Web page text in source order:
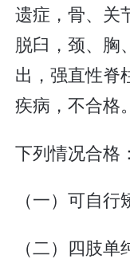
遗症，骨、关
脱臼，颈、胸
出，强直性脊
疾病，不合格。
下列情况合格：
（一）可自
（二）四肢